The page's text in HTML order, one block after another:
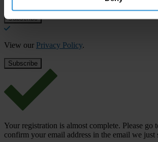
View our Privacy Policy.
Your registration is almost complete. Please go
confirm your email address in the email we just